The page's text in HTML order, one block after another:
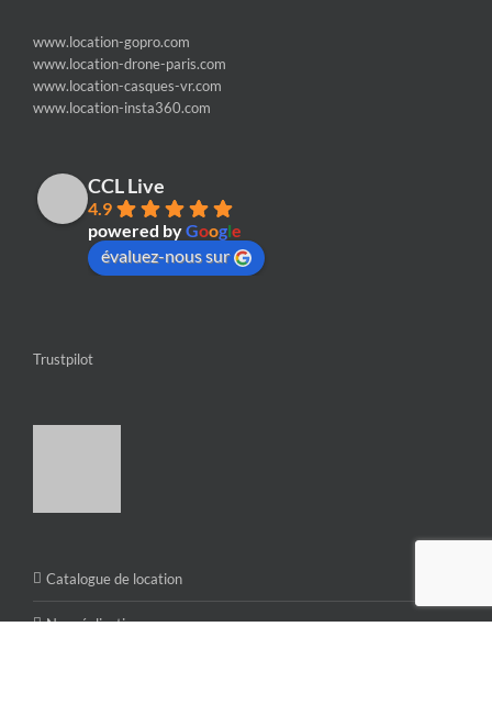
www.location-gopro.com
www.location-drone-paris.com
www.location-casques-vr.com
www.location-insta360.com
CCL Live
4.9
powered byGoogle
évaluez-nous sur
Trustpilot
Catalogue de location
Nos réalisations